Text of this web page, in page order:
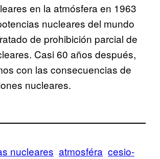
en la atmósfera en 1963
nucleares del mundo
de prohibición parcial de
Casi 60 años después,
con las consecuencias de
nucleares.
nucleares atmosféra cesio-